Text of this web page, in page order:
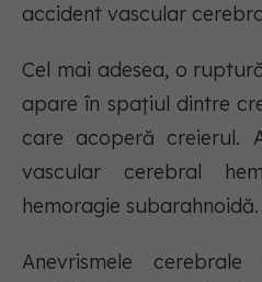
accident vascular
Cel mai adesea, o
apare în spațiul dintre
care acoperă creierul.
vascular cerebral
hemoragie subarahnoidă.
Anevrismele